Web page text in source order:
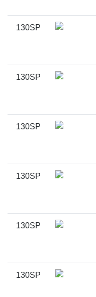
130SP
130SP
130SP
130SP
130SP
130SP